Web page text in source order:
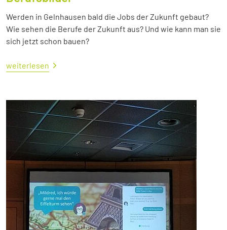
Werden in Gelnhausen bald die Jobs der Zukunft gebaut?
Wie sehen die Berufe der Zukunft aus? Und wie kann man sie
sich jetzt schon bauen?
weiterlesen